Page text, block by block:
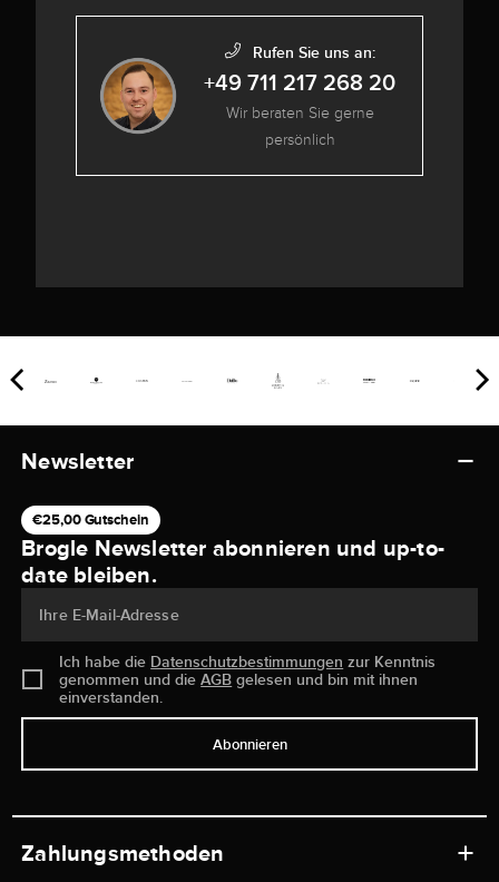
Rufen Sie uns an:
+49 711 217 268 20
Wir beraten Sie gerne
persönlich
Newsletter
€25,00 Gutschein
Brogle Newsletter abonnieren und up-to-
date bleiben.
Ihre E-Mail-Adresse
Ich habe die Datenschutzbestimmungen zur Kenntnis
genommen und dieAGB gelesen und bin mit ihnen
einverstanden.
Abonnieren
Zahlungsmethoden